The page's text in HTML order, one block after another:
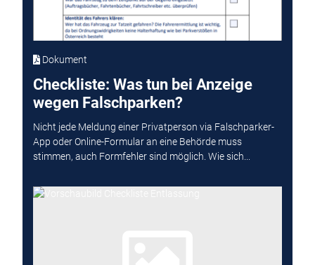
Dokument
Checkliste: Was tun bei Anzeige
wegen Falschparken?
Nicht jede Meldung einer Privatperson via Falschparker-
App oder Online-Formular an eine Behörde muss
stimmen, auch Formfehler sind möglich. Wie sich...